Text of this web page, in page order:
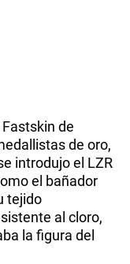
de
de oro,
introdujo el LZR
el bañador
tejido
al cloro,
la figura del